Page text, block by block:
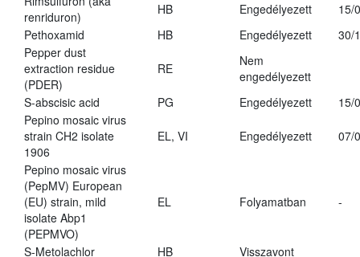
renriduron)
HB Engedélyezett
15/
Pethoxamid
HB Engedélyezett
30/
Pepper dust
extraction residue
(PDER)
RE
Nem
engedélyezett
S-abscisic acid
PG Engedélyezett
15/
Pepino mosaic virus
strain CH2 isolate
1906
EL, VI Engedélyezett 07/
Pepino mosaic virus
(PepMV) European
(EU) strain, mild
isolate Abp1
(PEPMVO)
EL Folyamatban -
S-Metolachlor HB
Visszavont